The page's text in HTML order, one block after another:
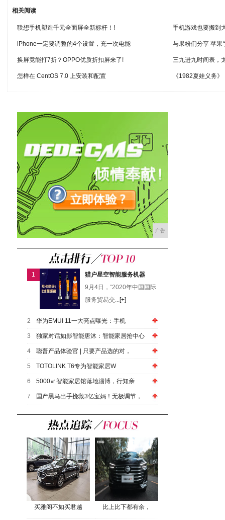
相关阅读
联想手机塑造千元全面屏全新标杆！! 手机游戏也要搬到
iPhone一定要调整的4个设置，充一次电能 与果粉们分享 苹果
换屏竟能打7折？OPPO优质折扣屏来了! 三九进九时间表，
怎样在 CentOS 7.0 上安装和配置 《1982夏娃义务
广告
1
猎户星空智能服务机器
9月4日，“2020年中国国际
服务贸易交...[+]
2 华为EMUI 11一大亮点曝光：手机
3 独家对话如影智能唐沐：智能家居抢中心
4 聪普产品体验官 | 只要产品选的对，
5 TOTOLINK T6专为智能家居W
6 5000㎡智能家居馆落地淄博，行知亲
7 国产黑马出手挽救3亿宝妈！无极调节，
买雅阁不如买君越 比上比下都有余，